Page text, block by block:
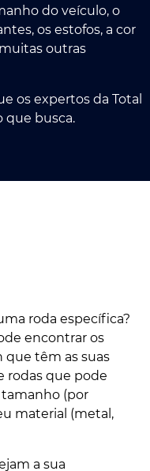
do veículo, o
os estofos, a cor
outras
os expertos da Total
que busca.
roda específica?
encontrar os
que têm as suas
rodas que pode
tamanho (por
material (metal,
a sua